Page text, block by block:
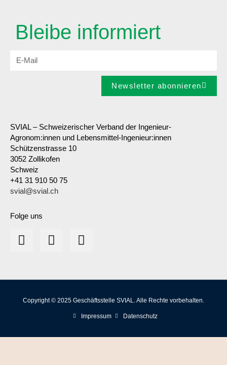
Bleibe informiert
Newsletter abonnieren
SVIAL – Schweizerischer Verband der Ingenieur-
Agronom:innen und Lebensmittel-Ingenieur:innen
Schützenstrasse 10
3052 Zollikofen
Schweiz
+41 31 910 50 75
svial@svial.ch
Folge uns
Copyright © 2025 Geschäftsstelle SVIAL. Alle Rechte vorbehalten.
Impressum Datenschutz